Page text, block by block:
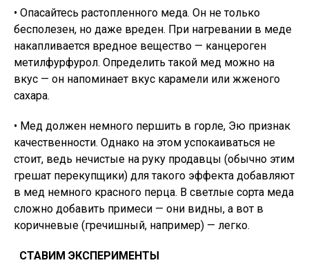
• Опасайтесь растопленного меда. Он не только
бесполезен, но даже вреден. При нагревании в меде
накапливается вредное вещество — канцероген
метилфурфурол. Определить такой мед можно на
вкус — он напоминает вкус карамели или жженого
сахара.
• Мед должен немного першить в горле, Эю признак
качественности. Однако на этом успокаиваться не
стоит, ведь нечистые на руку продавцы (обычно этим
грешат перекупщики) для такого эффекта добавляют
в мед немного красного перца. В светлые сорта меда
сложно добавить примеси — они видны, а вот в
коричневые (гречишный, например) — легко.
СТАВИМ ЭКСПЕРИМЕНТЫ